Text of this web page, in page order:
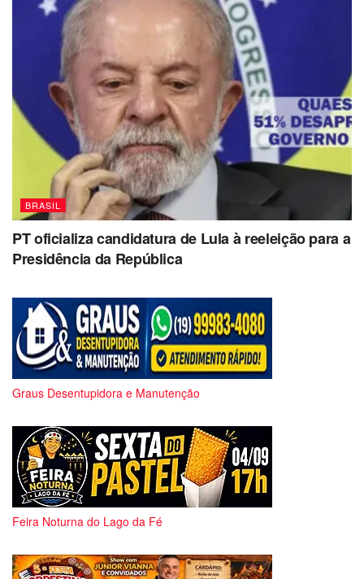
BRASIL
PT oficializa candidatura de Lula à reeleição para a
Presidência da República
Graus Desentupidora e Manutenção
Feira Noturna do Lago da Fé